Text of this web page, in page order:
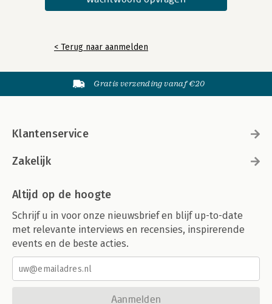
< Terug naar aanmelden
Gratis verzending vanaf €20
Klantenservice
Zakelijk
Altijd op de hoogte
Schrijf u in voor onze nieuwsbrief en blijf up-to-date
met relevante interviews en recensies, inspirerende
events en de beste acties.
Aanmelden